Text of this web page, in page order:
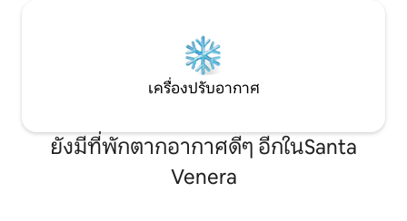
เครื่องปรับอากาศ
ยังมีที่พักตากอากาศดีๆ อีกในSanta
Venera